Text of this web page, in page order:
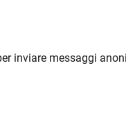
inviare messaggi